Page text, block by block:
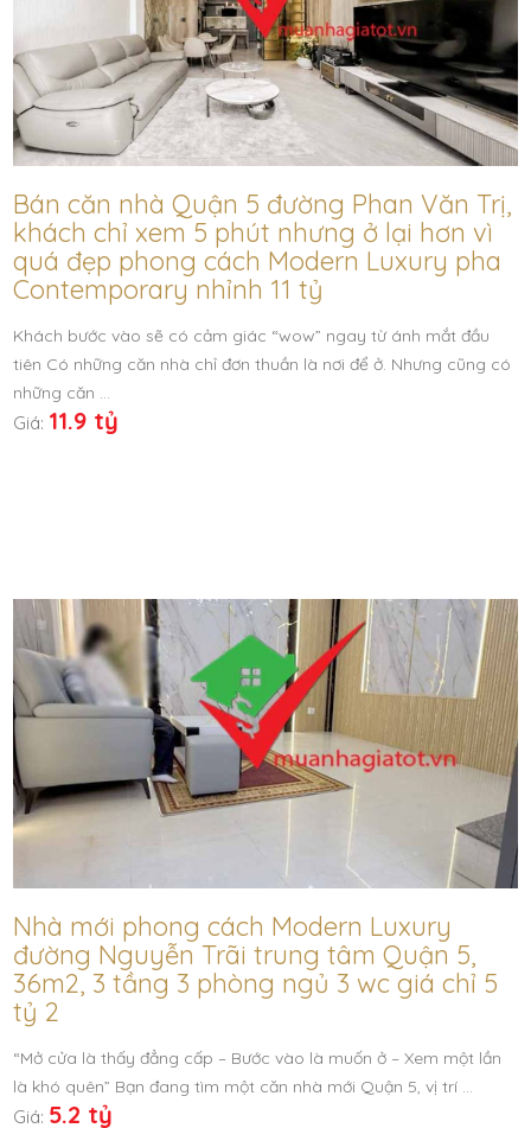
Bán căn nhà Quận 5 đường Phan Văn Trị,
khách chỉ xem 5 phút nhưng ở lại hơn vì
quá đẹp phong cách Modern Luxury pha
Contemporary nhỉnh 11 tỷ
Khách bước vào sẽ có cảm giác “wow” ngay từ ánh mắt đầu
tiên Có những căn nhà chỉ đơn thuần là nơi để ở. Nhưng cũng có
những căn …
Giá: 11.9 tỷ
Nhà mới phong cách Modern Luxury
đường Nguyễn Trãi trung tâm Quận 5,
36m2, 3 tầng 3 phòng ngủ 3 wc giá chỉ 5
tỷ 2
“Mở cửa là thấy đẳng cấp – Bước vào là muốn ở – Xem một lần
là khó quên” Bạn đang tìm một căn nhà mới Quận 5, vị trí …
Giá: 5.2 tỷ